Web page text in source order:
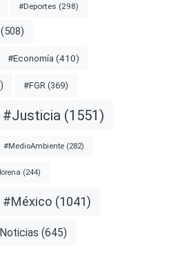
#Deportes (298)
(508)
#Economía (410)
#FGR (369)
#Justicia (1551)
#MedioAmbiente (282)
(244)
#México (1041)
(645)